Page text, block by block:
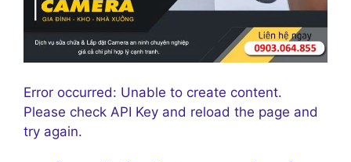
Error occurred: Unable to create content.
Please check API Key and reload the page and
try again.